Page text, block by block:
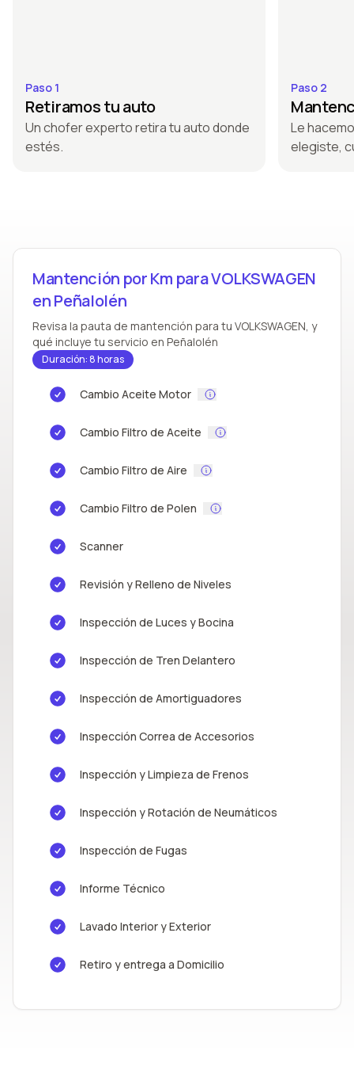
Paso 1
Retiramos tu auto
Un chofer experto retira tu auto donde
estés.
Paso 2
Le
elegiste,
Mantención por Km para VOLKSWAGEN
en Peñalolén
Revisa la pauta de mantención para tu VOLKSWAGEN, y
qué incluye tu servicio en Peñalolén
Duración: 8 horas
Cambio Aceite Motor
Cambio Filtro de Aceite
Cambio Filtro de Aire
Cambio Filtro de Polen
Scanner
Revisión y Relleno de Niveles
Inspección de Luces y Bocina
Inspección de Tren Delantero
Inspección de Amortiguadores
Inspección Correa de Accesorios
Inspección y Limpieza de Frenos
Inspección y Rotación de Neumáticos
Inspección de Fugas
Informe Técnico
Lavado Interior y Exterior
Retiro y entrega a Domicilio